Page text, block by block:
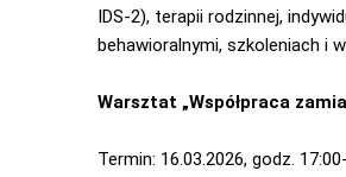
IDS-2), terapii rodzinnej,
behawioralnymi, szkoleniach i
Warsztat „Współpraca
Termin: 16.03.2026, godz.